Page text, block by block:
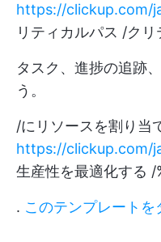
https://clickup.com/
リティカルパス /クリ
タスク、進捗の追跡
う。
/にリソースを割り当
https://clickup.com/
生産性を最適化する
. このテンプレートを